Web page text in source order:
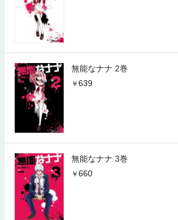
無能なナナ 2巻
639
無能なナナ 3巻
660